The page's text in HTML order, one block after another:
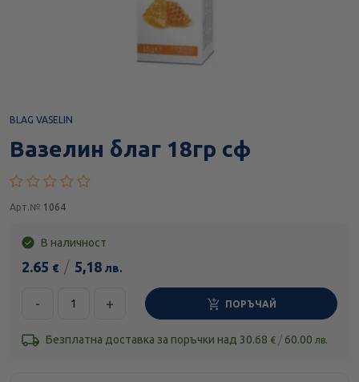
BLAG VASELIN
Вазелин благ 18гр сф
Арт.№ 1064
В наличност
2.65 € / 5,18 лв.
- + ПОРЪЧАЙ
Безплатна доставка за поръчки над 30.68 € / 60.00 лв.